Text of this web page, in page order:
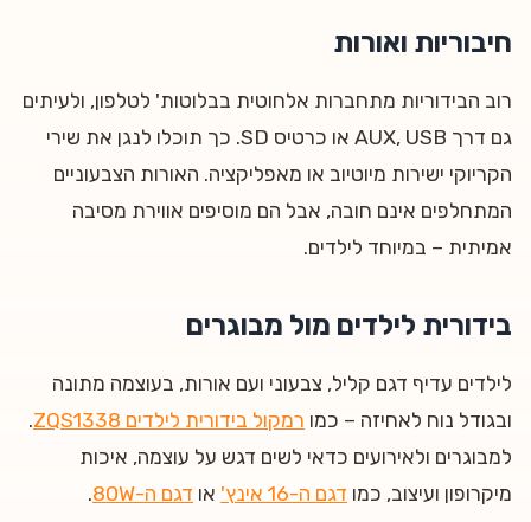
חיבוריות ואורות
רוב הבידוריות מתחברות אלחוטית בבלוטות' לטלפון, ולעיתים
גם דרך AUX, USB או כרטיס SD. כך תוכלו לנגן את שירי
הקריוקי ישירות מיוטיוב או מאפליקציה. האורות הצבעוניים
המתחלפים אינם חובה, אבל הם מוסיפים אווירת מסיבה
אמיתית – במיוחד לילדים.
בידורית לילדים מול מבוגרים
לילדים עדיף דגם קליל, צבעוני ועם אורות, בעוצמה מתונה
ובגודל נוח לאחיזה – כמו רמקול בידורית לילדים ZQS1338
.
למבוגרים ולאירועים כדאי לשים דגש על עוצמה, איכות
מיקרופון ועיצוב, כמו דגם ה-16 אינץ' או דגם ה-80W .